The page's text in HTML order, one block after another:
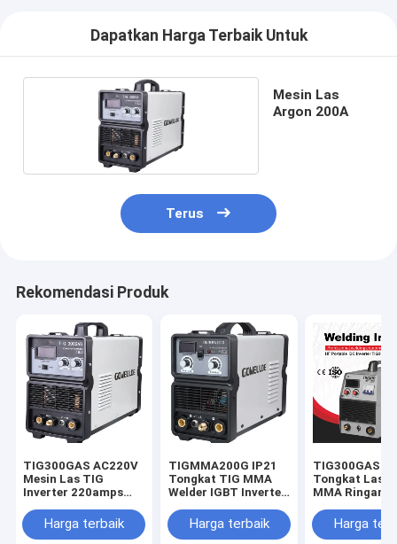
Dapatkan Harga Terbaik Untuk
Mesin Las
Argon 200A
Terus
Rekomendasi Produk
TIG300GAS AC220V
Mesin Las TIG
Inverter 220amps
Harga terbaik
TIGMMA200G IP21
Tongkat TIG MMA
Welder IGBT Inverter
Harga terbaik
TIG300GAS
Tongkat Las
MMA Ringan
Harga